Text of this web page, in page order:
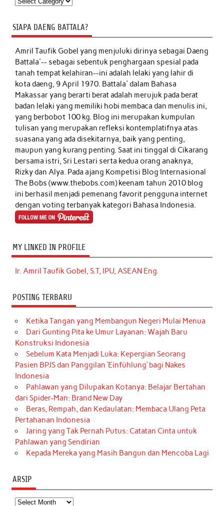
SIAPA DAENG BATTALA?
Amril Taufik Gobelyang menjuluki dirinya sebagai Daeng
Battala'-- sebagai sebentuk penghargaan spesial pada
tanah tempat kelahiran--ini adalah lelaki yang lahir di
kota daeng, 9 April 1970. Battala' dalam Bahasa
Makassar yang berarti berat adalah merujuk pada berat
badan lelaki yang memiliki hobi membaca dan menulis ini,
yang berbobot 100 kg. Blog ini merupakan kumpulan
tulisan yang merupakan refleksi kontemplatifnya atas
suasana yang ada disekitarnya, baik yang penting,
maupun yang kurang penting. Saat ini tinggal di Cikarang
bersama istri, Sri Lestari serta kedua orang anaknya,
Rizky dan Alya. Pada ajang Kompetisi Blog Internasional
The Bobs (www.thebobs.com) keenam tahun 2010 blog
ini berhasil menjadi pemenang favorit pengguna internet
dengan voting terbanyak kategori Bahasa Indonesia.
MY LINKED IN PROFILE
Ir. Amril Taufik Gobel, S.T, IPU, ASEAN Eng.
POSTING TERBARU
Ketika Tangan yang Membangun Negeri Mulai Menua
Dari Gunting Pita ke Umur Layanan: Wajah Baru
Konstruksi Indonesia
Sebelum Kata Menjadi Luka: Kepergian Seorang
Pasien BPJS dan Panggilan ‘Einfühlung’ bagi Nakes
Indonesia
Pahlawan yang Dilupakan Kotanya: Belajar Bertahan
dari Spider-Man: Brand New Day
Beras, Rempah, dan Kedaulatan: Membaca Ulang Peta
Pertahanan Indonesia
Jaring yang Tak Pernah Putus: Catatan Cinta untuk
Pahlawan yang Sendirian
Kepada Mereka yang Masih Bangun dan Mencoba Lagi
ARSIP
Arsip